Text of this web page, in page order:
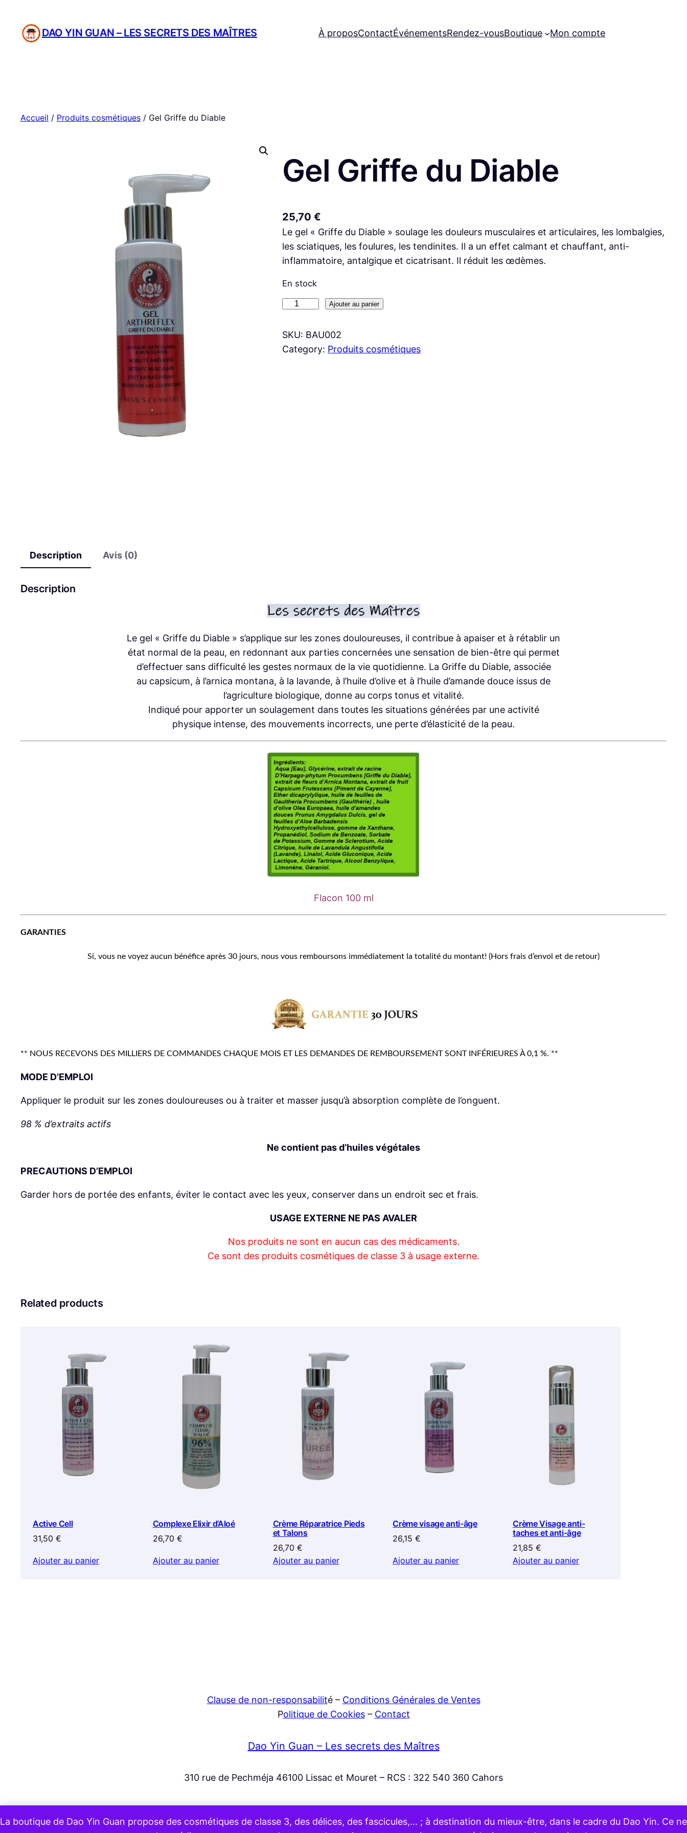
La boutique de Dao Yin Guan propose des cosmétiques de classe 3, des délices, des fascicules,... ; à destination du mieux-être, dans le cadre du Dao Yin. Ce ne
contenu
DAO YIN GUAN – LES SECRETS DES MAÎTRES À proposContactÉvénementsRendez-vousBoutique Mon compte
Accueil / Produits cosmétiques / Gel Griffe du Diable
Gel Griffe du Diable
25,70 €
Le gel « Griffe du Diable » soulage les douleurs musculaires et articulaires, les lombalgies,
les sciatiques, les foulures, les tendinites. Il a un effet calmant et chauffant, anti-
inflammatoire, antalgique et cicatrisant. Il réduit les œdèmes.
En stock
a
n
D
i
a
b
l
e
Ajouter au panier
SKU: BAU002
Category: Produits cosmétiques
Description Avis (0)
Description
Le gel « Griffe du Diable » s’applique sur les zones douloureuses, il contribue à apaiser et à rétablir un
état normal de la peau, en redonnant aux parties concernées une sensation de bien-être qui permet
d’effectuer sans difficulté les gestes normaux de la vie quotidienne. La Griffe du Diable, associée
au capsicum, à l’arnica montana, à la lavande, à l’huile d’olive et à l’huile d’amande douce issus de
l’agriculture biologique, donne au corps tonus et vitalité.
Indiqué pour apporter un soulagement dans toutes les situations générées par une activité
physique intense, des mouvements incorrects, une perte d’élasticité de la peau.
Flacon 100 ml
GARANTIES
Si, vous ne voyez aucun bénéfice après 30 jours, nous vous remboursons immédiatement la totalité du montant! (Hors frais d’envoi et de retour)
** NOUS RECEVONS DES MILLIERS DE COMMANDES CHAQUE MOIS ET LES DEMANDES DE REMBOURSEMENT SONT INFÉRIEURES À 0,1 %. **
MODE D’EMPLOI
Appliquer le produit sur les zones douloureuses ou à traiter et masser jusqu’à absorption complète de l’onguent.
98 % d’extraits actifs
Ne contient pas d’huiles végétales
PRECAUTIONS D’EMPLOI
Garder hors de portée des enfants, éviter le contact avec les yeux, conserver dans un endroit sec et frais.
USAGE EXTERNE NE PAS AVALER
Nos produits ne sont en aucun cas des médicaments.
Ce sont des produits cosmétiques de classe 3 à usage externe.
Related products
Active Cell
31,50 €
Ajouter au panier
Complexe Elixir d’Aloé
26,70 €
Ajouter au panier
Crème Réparatrice Pieds
et Talons
26,70 €
Ajouter au panier
Crème visage anti-âge
26,15€
Ajouter au panier
Crème Visage anti-
taches et anti-âge
21,85€
Ajouter au panier
Clause de non-responsabilité – Conditions Générales de Ventes
Politique de Cookies– Contact
Dao Yin Guan – Les secrets des Maîtres
310 rue de Pechméja 46100 Lissac et Mouret – RCS : 322 540 360 Cahors